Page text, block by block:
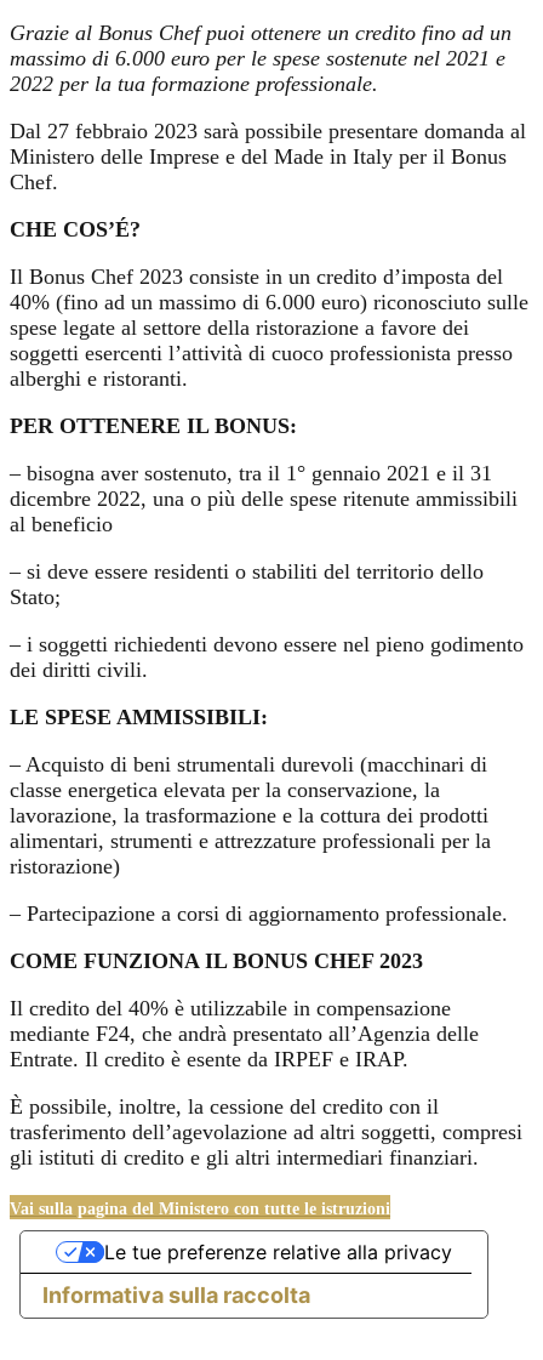
Grazie al Bonus Chef puoi ottenere un credito fino ad un
massimo di 6.000 euro per le spese sostenute nel 2021 e
2022 per la tua formazione professionale.
Dal 27 febbraio 2023 sarà possibile presentare domanda al
Ministero delle Imprese e del Made in Italy per il Bonus
Chef.
CHE COS’É?
Il Bonus Chef 2023 consiste in un credito d’imposta del
40% (fino ad un massimo di 6.000 euro) riconosciuto sulle
spese legate al settore della ristorazione a favore dei
soggetti esercenti l’attività di cuoco professionista presso
alberghi e ristoranti.
PER OTTENERE IL BONUS:
– bisogna aver sostenuto, tra il 1° gennaio 2021 e il 31
dicembre 2022, una o più delle spese ritenute ammissibili
al beneficio
– si deve essere residenti o stabiliti del territorio dello
Stato;
– i soggetti richiedenti devono essere nel pieno godimento
dei diritti civili.
LE SPESE AMMISSIBILI:
– Acquisto di beni strumentali durevoli (macchinari di
classe energetica elevata per la conservazione, la
lavorazione, la trasformazione e la cottura dei prodotti
alimentari, strumenti e attrezzature professionali per la
ristorazione)
– Partecipazione a corsi di aggiornamento professionale.
COME FUNZIONA IL BONUS CHEF 2023
Il credito del 40% è utilizzabile in compensazione
mediante F24, che andrà presentato all’Agenzia delle
Entrate. Il credito è esente da IRPEF e IRAP.
È possibile, inoltre, la cessione del credito con il
trasferimento dell’agevolazione ad altri soggetti, compresi
gli istituti di credito e gli altri intermediari finanziari.
Vai sulla pagina del Ministero con tutte le istruzioni
Informativa sulla raccolta
Le tue preferenze relative alla privacy